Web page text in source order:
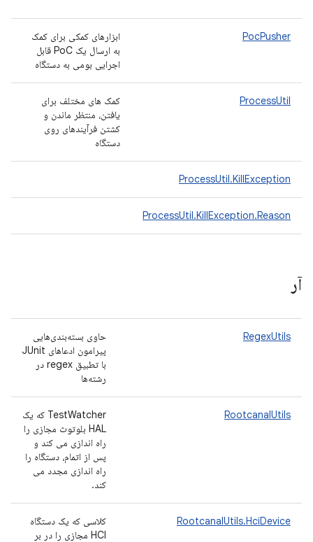
PocPusher
ابزارهای کمکی برای کمک
به ارسال یک PoC قابل
اجرایی بومی به دستگاه
ProcessUtil
کمک های مختلف برای
یافتن، منتظر ماندن و
کشتن فرآیندهای روی
دستگاه
ProcessUtil.KillException
ProcessUtil.KillException.Reason
آر
RegexUtils
حاوی بسته‌بندی‌هایی
پیرامون ادعاهای JUnit
با تطبیق regex در
رشته‌ها
RootcanalUtils
TestWatcher که یک
HAL بلوتوث مجازی را
راه اندازی می کند و
پس از اتمام، دستگاه را
راه اندازی مجدد می
کند.
RootcanalUtils.HciDevice
کلاسی که یک دستگاه
HCI مجازی را در بر